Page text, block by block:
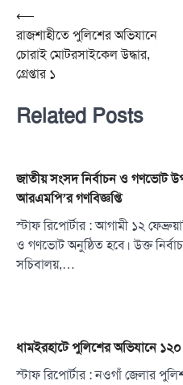
Post
navigation
⟵
রাজশাহীতে পুলিশের অভিযানে
চোরাই মোটরসাইকেল উদ্ধার,
গ্রেপ্তার ১
Related Posts
জাতীয় সংসদ নির্বাচন ও গণভোট
আরএমপি’র গণবিজ্ঞপ্তি
স্টাফ রিপোর্টার : আগামী ১২
ও গণভোট অনুষ্ঠিত হবে। উক্ত
সচিবালয়,…
ধামইরহাটে পুলিশের অভিযানে
স্টাফ রিপোর্টার : নওগাঁ জেলার